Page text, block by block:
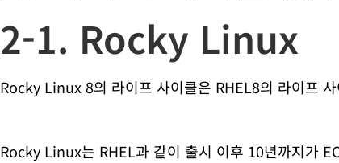
2-1. Rocky Linux
Rocky Linux 8의 라이프 사이클은 RHEL8의 라이프
Rocky Linux는 RHEL과 같이 출시 이후 10년까지가